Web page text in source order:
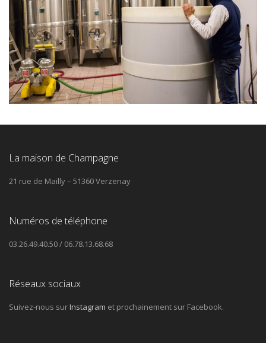
La maison de Champagne
21 rue de Mailly – 51360 Verzenay
Numéros de téléphone
03.26.49.40.50 / 06.78.13.68.68
Réseaux sociaux
Suivez-nous surInstagram et prochainement sur Facebook.